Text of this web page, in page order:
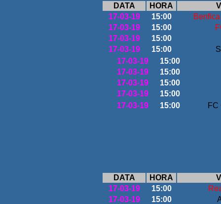
DATA HORA
17-03-19
15:00
17-03-19
15:00
17-03-19
15:00
17-03-19
15:00
17-03-19
15:00
17-03-19
15:00
17-03-19
15:00
17-03-19
15:00
17-03-19
15:00 FC
DATA HORA
17-03-19
15:00
17-03-19
15:00